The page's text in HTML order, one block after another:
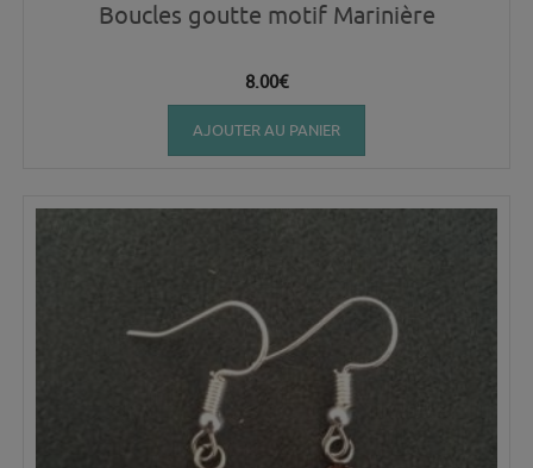
Boucles goutte motif Marinière
8.00€
AJOUTER AU PANIER